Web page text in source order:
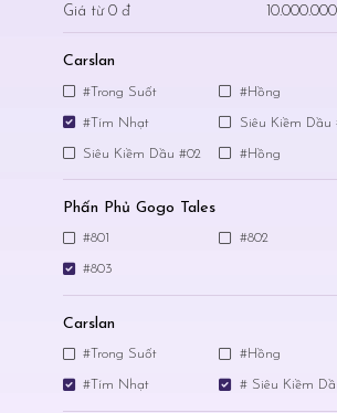
Giá từ 0 đ
Carslan
#Trong Suốt #Hồng
#Tím Nhạt Siêu Kiềm Dầu
Siêu Kiềm Dầu #02 #Hồng
Phấn Phủ Gogo Tales
#801 #802
#803
Carslan
#Trong Suốt #Hồng
#Tím Nhạt # Siêu Kiềm